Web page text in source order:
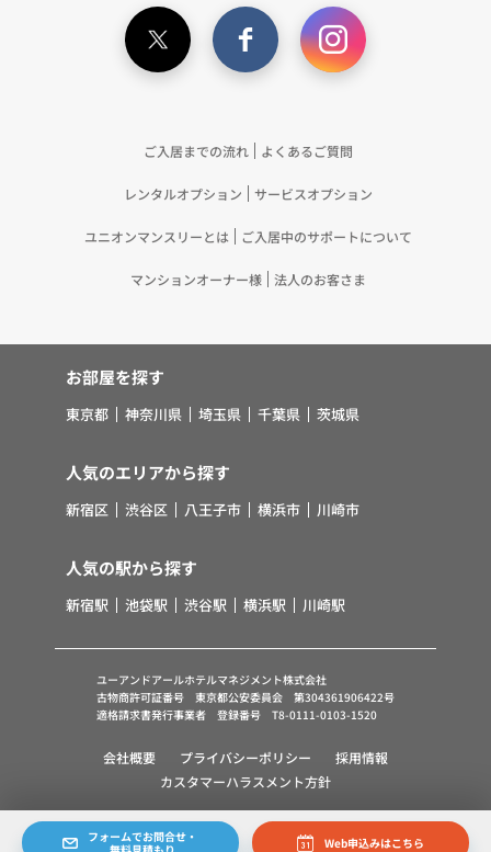
ている個人情報を突合して「4.利用目的について」
記載の目的で利用するため（12）本ポリシーへの同
意に基づき、提携事業者等が取得した個人関連情報
るため（13）上記(1)～(12)に付随するアフターサ
よびご連絡等の実施
5.お客様・オーナー様の個人情報の第三者への提
供 （1）弊社は、次に掲げる場合を除き、弊社が
取り扱う個人情報を、あらかじめお客様およびオー
客様の同意を得ることが困難であるとき ③公衆衛
生の向上または児童の健全な育成の推進のために特
とが困難であるとき ④国の機関若しくは地方公共
団体またはその委託を受けた者が法令の定める事務
を遂行することに対して協力する必要がある場合で
遂行に支障を及ぼすおそれがあるとき ⑤その他法
弊社は、お客様およびオーナー様の個人情報を、次
に掲げる第三者に提供することがあります。①対象
不動産について管理の必要がある場合における管理
業者 ②損保会社、信販会社、住宅関連サービス等
を行う企業 ③利用希望者様の信用照会のための信
用情報機関（必要時のみ） ④契約者様が賃料を滞
納した場合の滞納取立者 ⑤指定流通機構 ⑥賃貸
ティング施策および調査の実施および検討、ならび
フォームでお問合せ・
無料見積もり
Web申込みはこちら
ご入居までの流れ よくあるご質問
レンタルオプション サービスオプション
ユニオンマンスリーとは ご入居中のサポートについて
マンションオーナー様 法人のお客さま
お部屋を探す
東京都 神奈川県 埼玉県 千葉県 茨城県
人気のエリアから探す
新宿区 渋谷区 八王子市 横浜市 川崎市
人気の駅から探す
新宿駅 池袋駅 渋谷駅 横浜駅 川崎駅
ユーアンドアールホテルマネジメント株式会社
古物商許可証番号 東京都公安委員会 第304361906422号
適格請求書発行事業者 登録番号 T8-0111-0103-1520
会社概要 プライバシーポリシー
採用情報
カスタマーハラスメント方針